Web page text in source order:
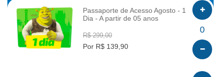
INFO
Passaporte de Acesso Agosto - 1
Dia - A partir de 05 anos
R$ 299,00
Por R$ 139,90
0